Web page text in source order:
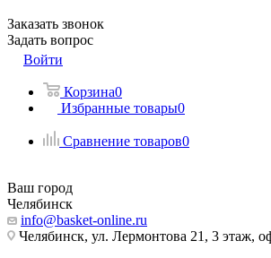
Заказать звонок
Задать вопрос
Войти
Корзина0
Избранные товары0
Сравнение товаров0
Ваш город
Челябинск
info@basket-online.ru
Челябинск, ул. Лермонтова 21, 3 этаж,